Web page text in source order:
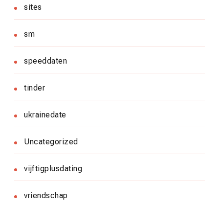
sites
sm
speeddaten
tinder
ukrainedate
Uncategorized
vijftigplusdating
vriendschap